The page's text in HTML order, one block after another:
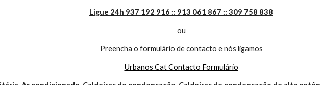
Ligue 24h 937 192 916 :: 913 061 867 :: 309 758 838
ou
Preencha o formulário de contacto e nós ligamos
Urbanos Cat Contacto Formulário